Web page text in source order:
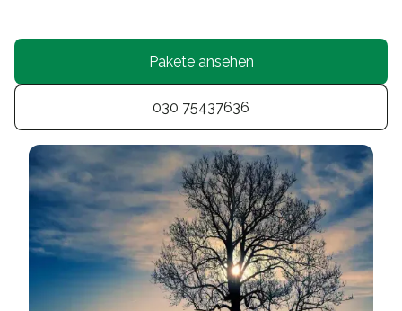
Pakete ansehen
030 75437636